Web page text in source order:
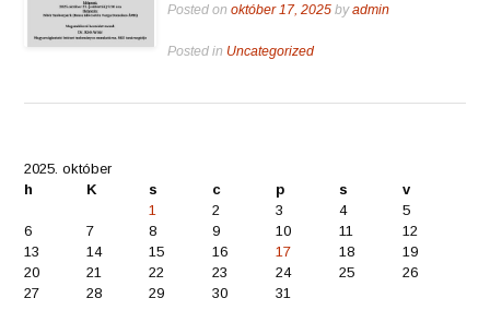
Posted onoktóber 17, 2025 byadmin
Posted in Uncategorized
2025. október
h
K s c p s
v
1
2 3 4
5
6
7 8 9 10 11
12
13
14 15 16 17 18
19
20
21 22 23 24 25
26
27
28 29 30 31